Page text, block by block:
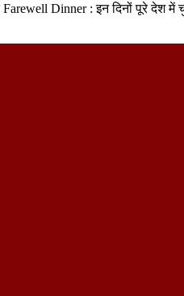
Dinner : इन दिनों पूरे देश में